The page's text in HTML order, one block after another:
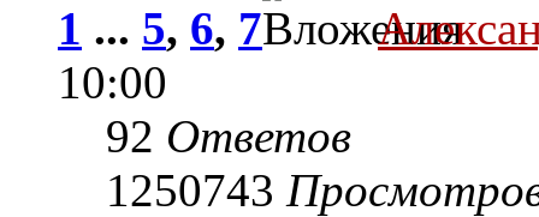
1 ... 5, 6, 7
10:00
92 Ответов
1250743